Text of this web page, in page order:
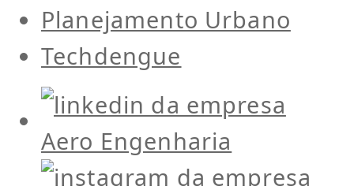
Planejamento Urbano
Techdengue